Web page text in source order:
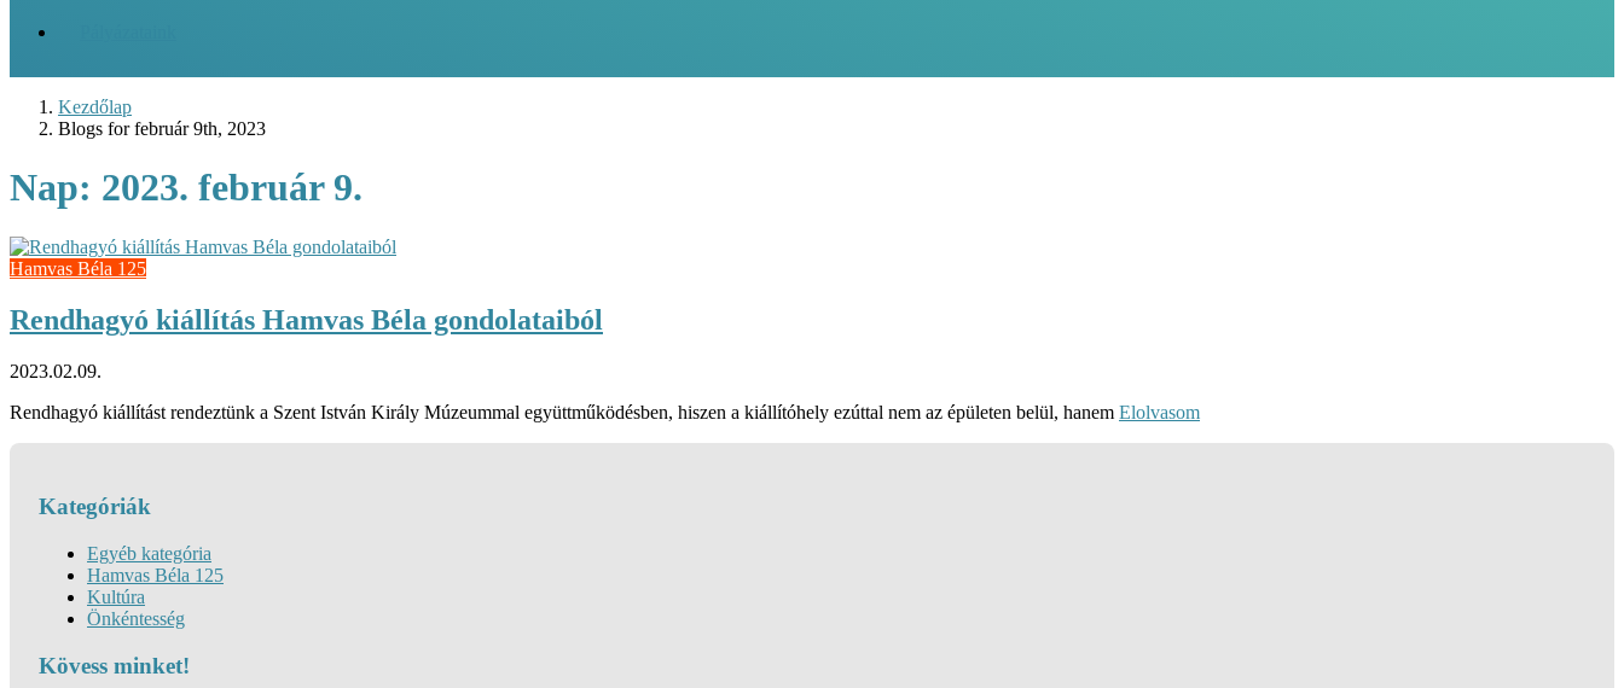
Kezdőlap
Blogs for február 9th, 2023
Nap: 2023. február 9.
Hamvas Béla 125
Rendhagyó kiállítás Hamvas Béla gondolataiból
2023.02.09.
Rendhagyó kiállítást rendeztünk a Szent István Király Múzeummal együttműködésben, hiszen a kiállítóhely ezúttal nem az épületen belül, hanem Elolvasom
Kategóriák
Egyéb kategória
Hamvas Béla 125
Kultúra
Önkéntesség
Kövess minket!